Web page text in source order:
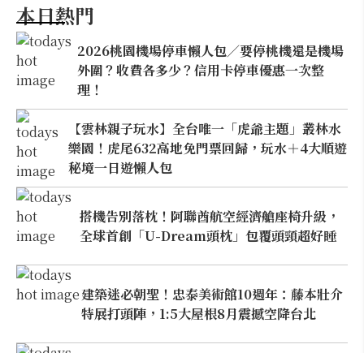
本日熱門
2026桃園機場停車懶人包／要停桃機還是機場
外圍？收費各多少？信用卡停車優惠一次整
理！
【雲林親子玩水】全台唯一「虎爺主題」叢林水
樂園！虎尾632高地免門票回歸，玩水＋4大順遊
秘境一日遊懶人包
搭機告別落枕！阿聯酋航空經濟艙座椅升級，
全球首創「U-Dream頭枕」包覆頭頸超好睡
建築迷必朝聖！忠泰美術館10週年：藤本壯介
特展打頭陣，1:5大屋根8月震撼空降台北